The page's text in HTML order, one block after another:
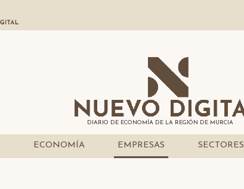
DIARIO DE ECONOMÍA DE LA REGIÓN DE MURCIA
ECONOMÍA EMPRESAS SECTORES